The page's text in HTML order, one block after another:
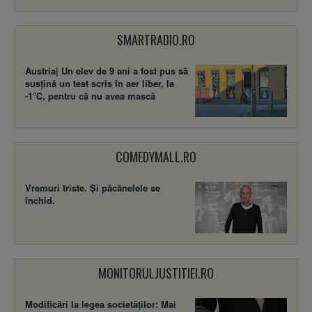
SMARTRADIO.RO
Austria| Un elev de 9 ani a fost pus să
susţină un test scris în aer liber, la
-1°C, pentru că nu avea mască
COMEDYMALL.RO
Vremuri triste. Şi păcănelele se
închid.
MONITORULJUSTITIEI.RO
Modificări la legea societăţilor: Mai